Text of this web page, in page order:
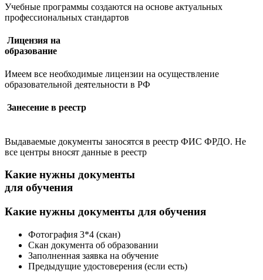
Учебные программы создаются на основе актуальных
профессиональных стандартов
Лицензия на
образование
Имеем все необходимые лицензии на осуществление
образовательной деятельности в РФ
Занесение в реестр
Выдаваемые документы заносятся в реестр ФИС ФРДО. Не
все центры вносят данные в реестр
Какие нужны документы
для обучения
Какие нужны документы для обучения
Фотография 3*4 (скан)
Скан документа об образовании
Заполненная заявка на обучение
Предыдущие удостоверения (если есть)